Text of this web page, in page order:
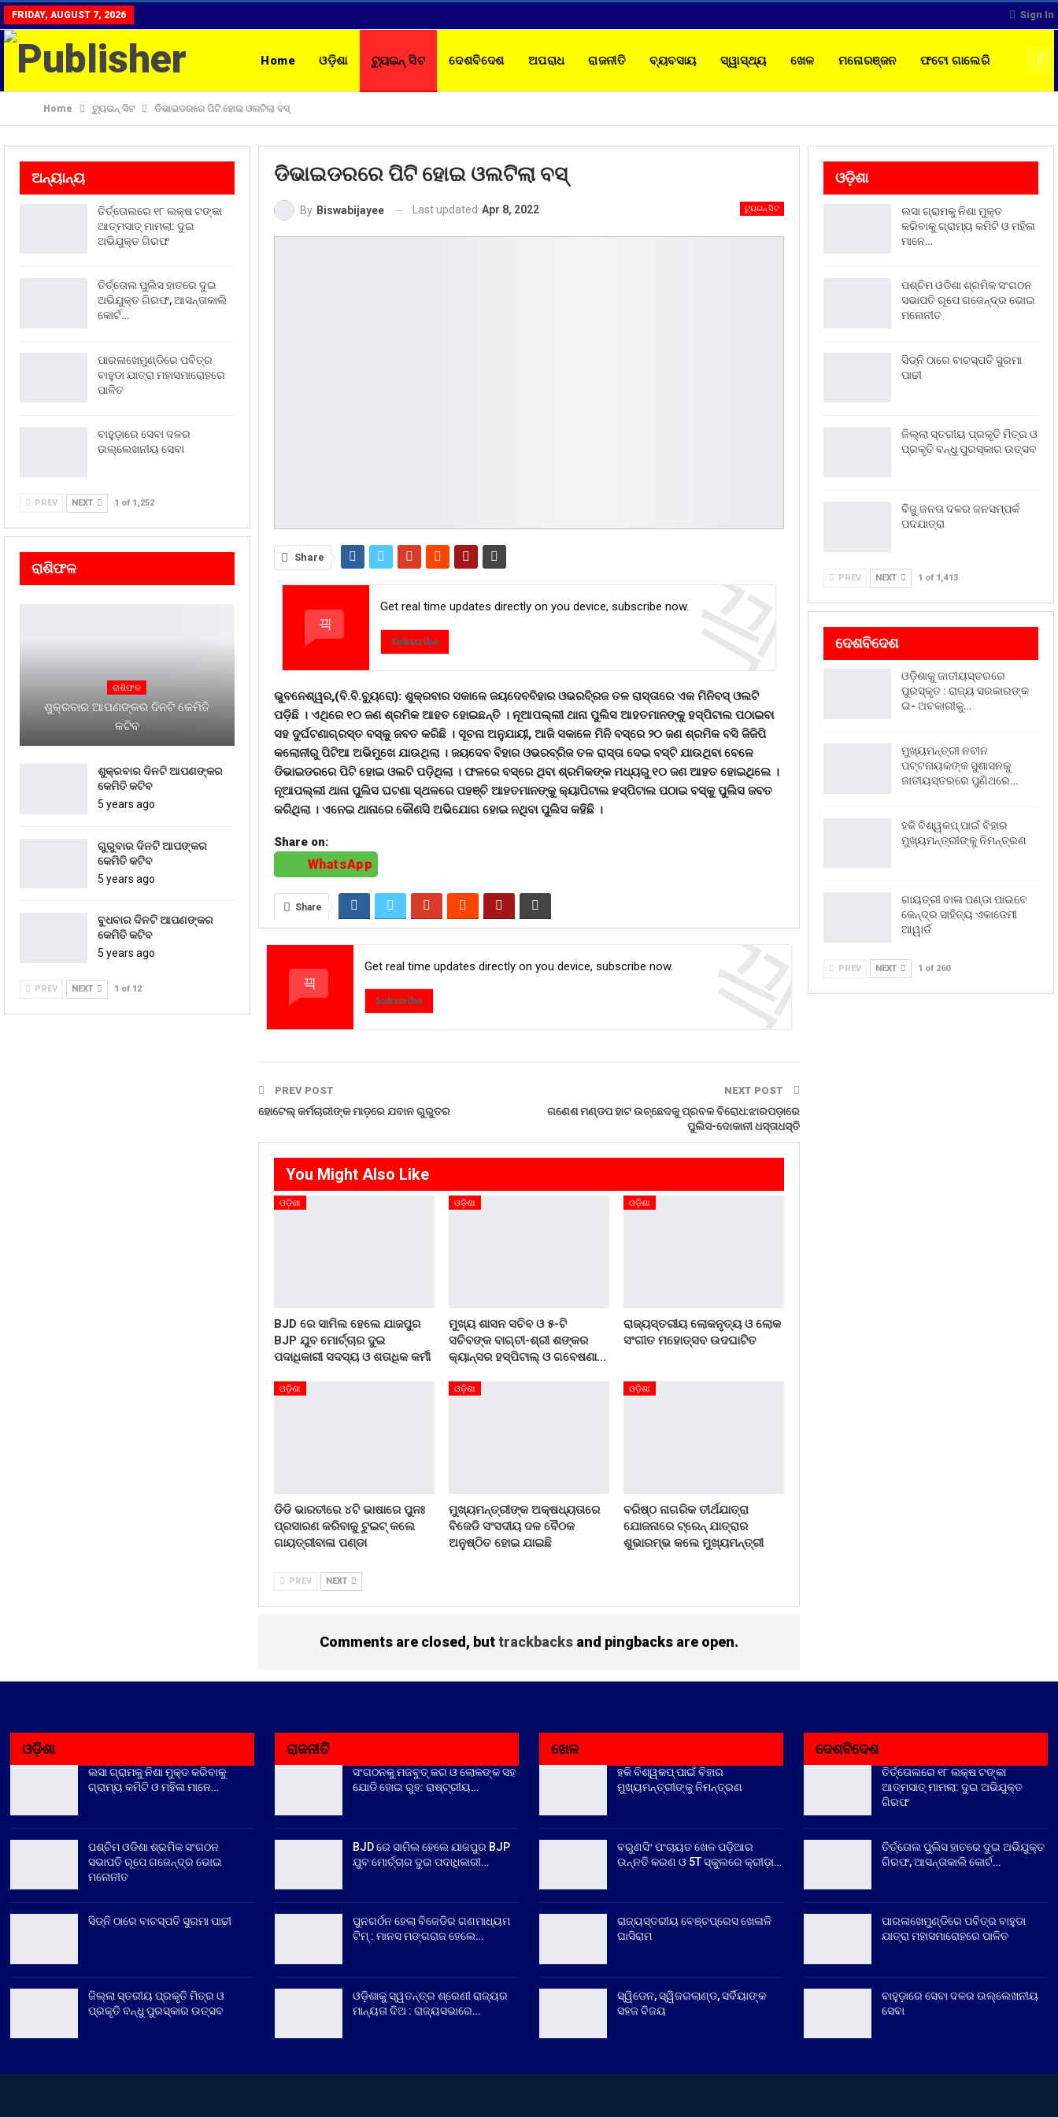
Sign In
FRIDAY, AUGUST 7, 2026
Home ଓଡ଼ିଶା ଟ୍ୟୁଇନ୍ ସିଟ ଦେଶବିଦେଶ ଅପରାଧ ରାଜନୀତି ବ୍ୟବସାୟ ସ୍ୱାସ୍ଥ୍ୟ ଖେଳ ମନୋରଞ୍ଜନ ଫଟୋ ଗାଲେରି
ରାଶିଫଳ CONTACT
Home ଟ୍ୟୁଇନ୍ ସିଟ ଡିଭାଇଡରରେ ପିଟି ହୋଇ ଓଲଟିଲା ବସ୍
ଡିଭାଇଡରରେ ପିଟି ହୋଇ ଓଲଟିଲା ବସ୍
ଟ୍ୟୁଇନ୍ ସିଟ
By Biswabijayee Last updated Apr 8, 2022
Share
Get real time updates directly on you device, subscribe now.
Subscribe
ଭୁବନେଶ୍ୱର,(ବି.ବି.ବୁ୍ୟରୋ): ଶୁକ୍ରବାର ସକାଳେ ଜୟଦେବବିହାର ଓଭରବି୍ରଜ ତଳ ରାସ୍ତାରେ ଏକ ମିନିବସ୍ ଓଲଟି
ପଡ଼ିଛି । ଏଥିରେ ୧୦ ଜଣ ଶ୍ରମିକ ଆହତ ହୋଇଛନ୍ତି । ନୂଆପଲ୍ଲୀ ଥାନା ପୁଲିସ ଆହତମାନଙ୍କୁ ହସ୍ପିଟାଲ ପଠାଇବା
ସହ ଦୁର୍ଘଟଣାଗ୍ରସ୍ତ ବସ୍କୁ ଜବତ କରିଛି । ସୂଚନା ଅନୁଯାୟୀ, ଆଜି ସକାଳେ ମିନି ବସ୍ରେ ୨୦ ଜଣ ଶ୍ରମିକ ବସି ଜିଜିପି
କଲୋନୀରୁ ପିଟିଆ ଅଭିମୁଖେ ଯାଉଥିଲା । ଜୟଦେବ ବିହାର ଓଭରବ୍ରିଜ ତଳ ରାସ୍ତା ଦେଇ ବସ୍ଟି ଯାଉଥିବା ବେଳେ
ଡିଭାଇଡରରେ ପିଟି ହୋଇ ଓଲଟି ପଡ଼ିଥିଲା । ଫଳରେ ବସ୍ରେ ଥିବା ଶ୍ରମିକଙ୍କ ମଧ୍ୟରୁ ୧୦ ଜଣ ଆହତ ହୋଇଥିଲେ ।
ନୂଆପଲ୍ଲୀ ଥାନା ପୁଲିସ ଘଟଣା ସ୍ଥଳରେ ପହଞ୍ଚି ଆହତମାନଙ୍କୁ କ୍ୟାପିଟାଲ ହସ୍ପିଟାଲ ପଠାଇ ବସ୍କୁ ପୁଲିସ ଜବତ
କରିଥିଲା । ଏନେଇ ଥାନାରେ କୌଣସି ଅଭିଯୋଗ ହୋଇ ନଥିବା ପୁଲିସ କହିଛି ।
Share on:
WhatsApp
Share
Get real time updates directly on you device, subscribe now.
Subscribe
PREV POST
ହୋଟେଲ୍ କର୍ମଚାରୀଙ୍କ ମାଡ଼ରେ ଯବାନ ଗୁରୁତର
NEXT POST
ଗଣେଶ ମଣ୍ଡପ ହାଟ ଉଚ୍ଛେଦକୁ ପ୍ରବଳ ବିରୋଧ:ଝାରପଡ଼ାରେ
ପୁଲିସ-ଦୋକାନୀ ଧସ୍ତାଧସ୍ତି
You Might Also Like
ଓଡ଼ିଶା
BJD ରେ ସାମିଲ ହେଲେ ଯାଜପୁର
BJP ଯୁବ ମୋର୍ଚ୍ଚାର ଦୁଇ
ପଦାଧିକାରୀ ସଦସ୍ୟ ଓ ଶତାଧିକ କର୍ମୀ
ଓଡ଼ିଶା
ମୁଖ୍ୟ ଶାସନ ସଚିବ ଓ ୫-ଟି
ସଚିବଙ୍କ ବାଗ୍‌ଚୀ-ଶ୍ରୀ ଶଙ୍କର
କ୍ୟାନ୍‌ସର ହସ୍‌ପିଟାଲ୍‌ ଓ ଗବେଷଣା…
ଓଡ଼ିଶା
ରାଜ୍ୟସ୍ତରୀୟ ଲୋକନୃତ୍ୟ ଓ ଲୋକ
ସଂଗୀତ ମହୋତ୍ସବ ଉଦଘାଟିତ
ଓଡ଼ିଶା
ଡିଡି ଭାରତୀରେ ୪ଟି ଭାଷାରେ ପୁନଃ
ପ୍ରସାରଣ କରିବାକୁ ଟୁଇଟ୍ କଲେ
ଗାୟତ୍ରୀବାଳା ପଣ୍ଡା
ଓଡ଼ିଶା
ମୁଖ୍ୟମନ୍ତ୍ରୀଙ୍କ ଅକ୍ଷଧ୍ୟତାରେ
ବିଜେଡି ସଂସଦୀୟ ଦଳ ବୈଠକ
ଅନୁଷ୍ଠିତ ହୋଇ ଯାଇଛି
ଓଡ଼ିଶା
ବରିଷ୍ଠ ନାଗରିକ ତୀର୍ଥଯାତ୍ରା
ଯୋଜନାରେ ଟ୍ରେନ୍ ଯାତ୍ରାର
ଶୁଭାରମ୍ଭ କଲେ ମୁଖ୍ୟମନ୍ତ୍ରୀ
PREV NEXT
Comments are closed, buttrackbacksand pingbacks are open.
ଅନ୍ୟାନ୍ୟ
ତିର୍ତ୍ତୋଲରେ ୧୮ ଲକ୍ଷ ଟଙ୍କା
ଆତ୍ମସାତ୍ ମାମଲା: ଦୁଇ
ଅଭିଯୁକ୍ତ ଗିରଫ
ତିର୍ତ୍ତୋଲ ପୁଲିସ ହାତରେ ଦୁଇ
ଅଭିଯୁକ୍ତ ଗିରଫ, ଆସନ୍ତାକାଲି
କୋର୍ଟ…
ପାରଳାଖେମୁଣ୍ଡିରେ ପବିତ୍ର
ବାହୁଡା ଯାତ୍ରା ମହାସମାରୋହରେ
ପାଳିତ
ବାହୁଡ଼ାରେ ସେବା ଦଳର
ଉଲ୍ଲେଖନୀୟ ସେବା
PREV NEXT 1 of 1,252
ରାଶିଫଳ
ରାଶିଫଳ
ଶୁକ୍ରବାର ଆପଣଙ୍କର ଦିନଟି କେମିତି
କଟିବ
ଶୁକ୍ରବାର ଦିନଟି ଆପଣଙ୍କର
କେମିତି କଟିବ
5 years ago
ଗୁରୁବାର ଦିନଟି ଆପଙ୍କର
କେମିତି କଟିବ
5 years ago
ବୁଧବାର ଦିନଟି ଆପଣଙ୍କର
କେମିତି କଟିବ
5 years ago
PREV NEXT 1 of 12
ଓଡ଼ିଶା
ଲସା ଗ୍ରାମକୁ ନିଶା ମୁକ୍ତ
କରିବାକୁ ଗ୍ରାମ୍ୟ କମିଟି ଓ ମହିଳା
ମାନେ…
ପଶ୍ଚିମ ଓଡିଶା ଶ୍ରମିକ ସଂଗଠନ
ସଭାପତି ରୂପେ ଗଜେନ୍ଦ୍ର ଭୋଇ
ମନୋନୀତ
ସିଡ୍‌ନି ଠାରେ ବାଚସ୍ପତି ସୁରମା
ପାଢୀ
ଜିଲ୍ଲା ସ୍ତରୀୟ ପ୍ରକୃତି ମିତ୍ର ଓ
ପ୍ରକୃତି ବନ୍ଧୁ ପୁରସ୍କାର ଉତ୍ସବ
ବିଜୁ ଜନତା ଦଳର ଜନସମ୍ପର୍କ
ପଦଯାତ୍ରା
PREV NEXT 1 of 1,413
ଦେଶବିଦେଶ
ଓଡ଼ିଶାକୁ ଜାତୀୟସ୍ତରରେ
ପୁରସ୍କୃତ : ରାଜ୍ୟ ସରକାରଙ୍କ
ଇ- ଅବକାରୀକୁ…
ମୁଖ୍ୟମନ୍ତ୍ରୀ ନବୀନ
ପଟ୍ଟନାୟକଙ୍କ ସୁଶାସନକୁ
ଜାତୀୟସ୍ତରରେ ପୁଣିଥରେ…
ହକି ବିଶ୍ୱକପ୍ ପାଇଁ ବିହାର
ମୁଖ୍ୟମନ୍ତ୍ରୀଙ୍କୁ ନିମନ୍ତ୍ରଣ
ଗାୟତ୍ରୀ ବାଳା ପଣ୍ଡା ପାଇବେ
କେନ୍ଦ୍ର ସାହିତ୍ୟ ଏକାଡେମୀ
ଆୱାର୍ଡ
PREV NEXT 1 of 260
ଓଡ଼ିଶା
ଲସା ଗ୍ରାମକୁ ନିଶା ମୁକ୍ତ କରିବାକୁ
ଗ୍ରାମ୍ୟ କମିଟି ଓ ମହିଳା ମାନେ…
ପଶ୍ଚିମ ଓଡିଶା ଶ୍ରମିକ ସଂଗଠନ
ସଭାପତି ରୂପେ ଗଜେନ୍ଦ୍ର ଭୋଇ
ମନୋନୀତ
ସିଡ୍‌ନି ଠାରେ ବାଚସ୍ପତି ସୁରମା ପାଢୀ
ଜିଲ୍ଲା ସ୍ତରୀୟ ପ୍ରକୃତି ମିତ୍ର ଓ
ପ୍ରକୃତି ବନ୍ଧୁ ପୁରସ୍କାର ଉତ୍ସବ
ରାଜନୀତି
ସଂଗଠନକୁ ମଜବୁତ୍ କର ଓ ଲୋକଙ୍କ ସହ
ଯୋଡି ହୋଇ ରୁହ: ରାଷ୍ଟ୍ରୀୟ…
BJD ରେ ସାମିଲ ହେଲେ ଯାଜପୁର BJP
ଯୁବ ମୋର୍ଚ୍ଚାର ଦୁଇ ପଦାଧିକାରୀ…
ପୁନଗର୍ଠନ ହେଲା ବିଜେଡିର ଗଣମାଧ୍ୟମ
ଟିମ୍ : ମାନସ ମଙ୍ଗରାଜ ହେଲେ…
ଓଡ଼ିଶାକୁ ସ୍ୱତନ୍ତ୍ର ଶ୍ରେଣୀ ରାଜ୍ୟର
ମାନ୍ୟତା ଦିଅ : ରାଜ୍ୟସଭାରେ…
ଖେଳ
ହକି ବିଶ୍ୱକପ୍ ପାଇଁ ବିହାର
ମୁଖ୍ୟମନ୍ତ୍ରୀଙ୍କୁ ନିମନ୍ତ୍ରଣ
ବରୁଣସିଂ ପଂଚାୟତ ଖେଳ ପଡ଼ିଆର
ଉନ୍ନତି କରଣ ଓ 5T ସ୍କୁଲରେ କ୍ରୀଡ଼ା…
ରାଜ୍ୟସ୍ତରୀୟ ବେଞ୍ଚପ୍ରେସ ଖେଳାଳି
ଘାସିରାମ
ସ୍ୱିଡେନ, ସ୍ୱିଜରଲାଣ୍ଡ, ସର୍ବିୟାଙ୍କ
ସହଜ ବିଜୟ
ଦେଶବିଦେଶ
ତିର୍ତ୍ତୋଲରେ ୧୮ ଲକ୍ଷ ଟଙ୍କା
ଆତ୍ମସାତ୍ ମାମଲା: ଦୁଇ ଅଭିଯୁକ୍ତ
ଗିରଫ
ତିର୍ତ୍ତୋଲ ପୁଲିସ ହାତରେ ଦୁଇ ଅଭିଯୁକ୍ତ
ଗିରଫ, ଆସନ୍ତାକାଲି କୋର୍ଟ…
ପାରଳାଖେମୁଣ୍ଡିରେ ପବିତ୍ର ବାହୁଡା
ଯାତ୍ରା ମହାସମାରୋହରେ ପାଳିତ
ବାହୁଡ଼ାରେ ସେବା ଦଳର ଉଲ୍ଲେଖନୀୟ
ସେବା